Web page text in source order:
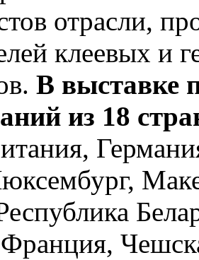
отрасли,
клеевых и
В выставке
из 18